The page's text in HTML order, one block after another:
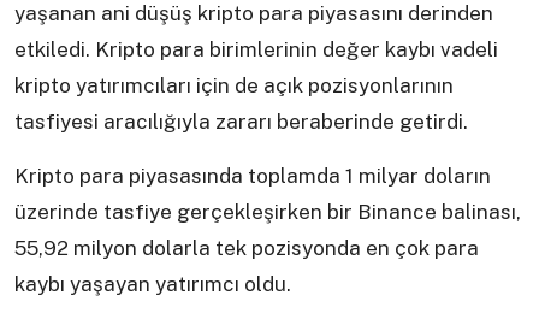
yaşanan ani düşüş kripto para piyasasını derinden
etkiledi. Kripto para birimlerinin değer kaybı vadeli
kripto yatırımcıları için de açık pozisyonlarının
tasfiyesi aracılığıyla zararı beraberinde getirdi.
Kripto para piyasasında toplamda 1 milyar doların
üzerinde tasfiye gerçekleşirken bir Binance balinası,
55,92 milyon dolarla tek pozisyonda en çok para
kaybı yaşayan yatırımcı oldu.